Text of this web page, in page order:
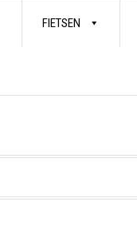
FIETSEN